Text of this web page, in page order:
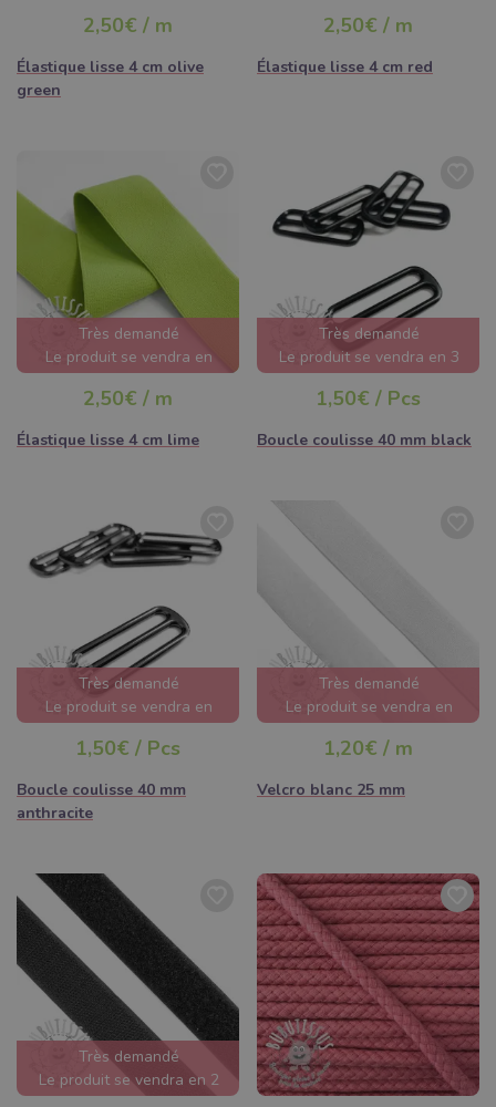
2,50€ / m
Élastique lisse 4 cm olive
green
2,50€ / m
Élastique lisse 4 cm red
Très demandé
Le produit se vendra en
2,50€ / m
Élastique lisse 4 cm lime
Très demandé
Le produit se vendra en 3
1,50€ / Pcs
Boucle coulisse 40 mm black
Très demandé
Le produit se vendra en
1,50€ / Pcs
Boucle coulisse 40 mm
anthracite
Très demandé
Le produit se vendra en
1,20€ / m
Velcro blanc 25 mm
Très demandé
Le produit se vendra en 2